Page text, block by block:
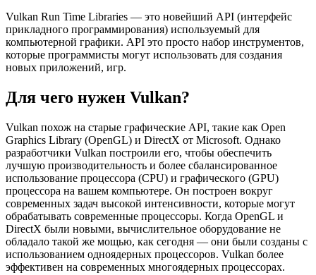
Vulkan Run Time Libraries — это новейший API (интерфейс
прикладного программирования) используемый для
компьютерной графики. API это просто набор инструментов,
которые программисты могут использовать для создания
новых приложений, игр.
Для чего нужен Vulkan?
Vulkan похож на старые графические API, такие как Open
Graphics Library (OpenGL) и DirectX от Microsoft. Однако
разработчики Vulkan построили его, чтобы обеспечить
лучшую производительность и более сбалансированное
использование процессора (CPU) и графического (GPU)
процессора на вашем компьютере. Он построен вокруг
современных задач высокой интенсивности, которые могут
обрабатывать современные процессоры. Когда OpenGL и
DirectX были новыми, вычислительное оборудование не
обладало такой же мощью, как сегодня — они были созданы с
использованием одноядерных процессоров. Vulkan более
эффективен на современных многоядерных процессорах.